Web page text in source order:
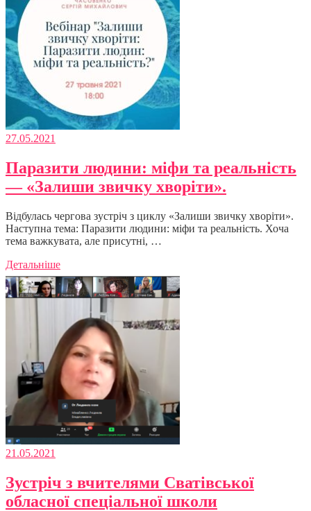
27.05.2021
Паразити людини: міфи та реальність
— «Залиши звичку хворіти».
Відбулась чергова зустріч з циклу «Залиши звичку хворіти».
Наступна тема: Паразити людини: міфи та реальність. Хоча
тема важкувата, але присутні, …
Детальніше
21.05.2021
Зустріч з вчителями Сватівської
обласної спеціальної школи